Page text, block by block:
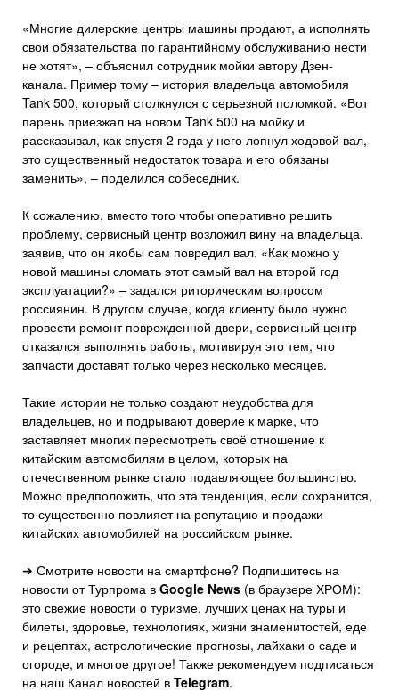
«Многие дилерские центры машины продают, а исполнять
свои обязательства по гарантийному обслуживанию нести
не хотят», – объяснил сотрудник мойки автору Дзен-
канала. Пример тому – история владельца автомобиля
Tank 500, который столкнулся с серьезной поломкой. «Вот
парень приезжал на новом Tank 500 на мойку и
рассказывал, как спустя 2 года у него лопнул ходовой вал,
это существенный недостаток товара и его обязаны
заменить», – поделился собеседник.
К сожалению, вместо того чтобы оперативно решить
проблему, сервисный центр возложил вину на владельца,
заявив, что он якобы сам повредил вал. «Как можно у
новой машины сломать этот самый вал на второй год
эксплуатации?» – задался риторическим вопросом
россиянин. В другом случае, когда клиенту было нужно
провести ремонт поврежденной двери, сервисный центр
отказался выполнять работы, мотивируя это тем, что
запчасти доставят только через несколько месяцев.
Такие истории не только создают неудобства для
владельцев, но и подрывают доверие к марке, что
заставляет многих пересмотреть своё отношение к
китайским автомобилям в целом, которых на
отечественном рынке стало подавляющее большинство.
Можно предположить, что эта тенденция, если сохранится,
то существенно повлияет на репутацию и продажи
китайских автомобилей на российском рынке.
➔ Смотрите новости на смартфоне? Подпишитесь на
новости от Турпрома в Google News (в браузере ХРОМ):
это свежие новости о туризме, лучших ценах на туры и
билеты, здоровье, технологиях, жизни знаменитостей, еде
и рецептах, астрологические прогнозы, лайхаки о саде и
огороде, и многое другое! Также рекомендуем подписаться
на наш Канал новостей в Telegram.